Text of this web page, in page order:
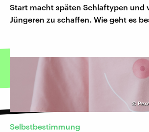
Start macht späten Schlaftypen und
Jüngeren zu schaffen. Wie geht es
©
Selbstbestimmung